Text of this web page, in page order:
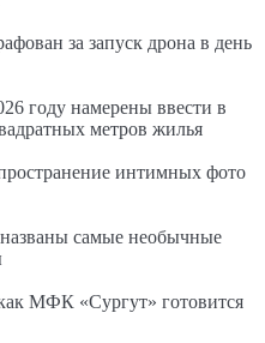
за запуск дрона в день
году намерены ввести в
метров жилья
интимных фото
самые необычные
МФК «Сургут» готовится